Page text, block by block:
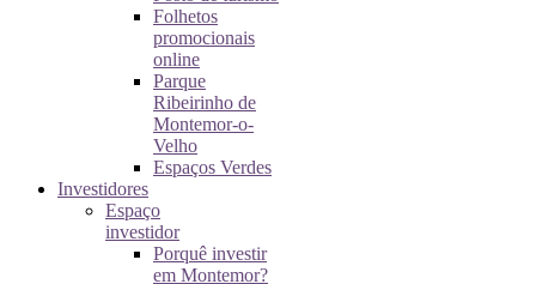
Folhetos
promocionais
online
Parque
Ribeirinho de
Montemor-o-
Velho
Espaços Verdes
Investidores
Espaço
investidor
Porquê investir
em Montemor?